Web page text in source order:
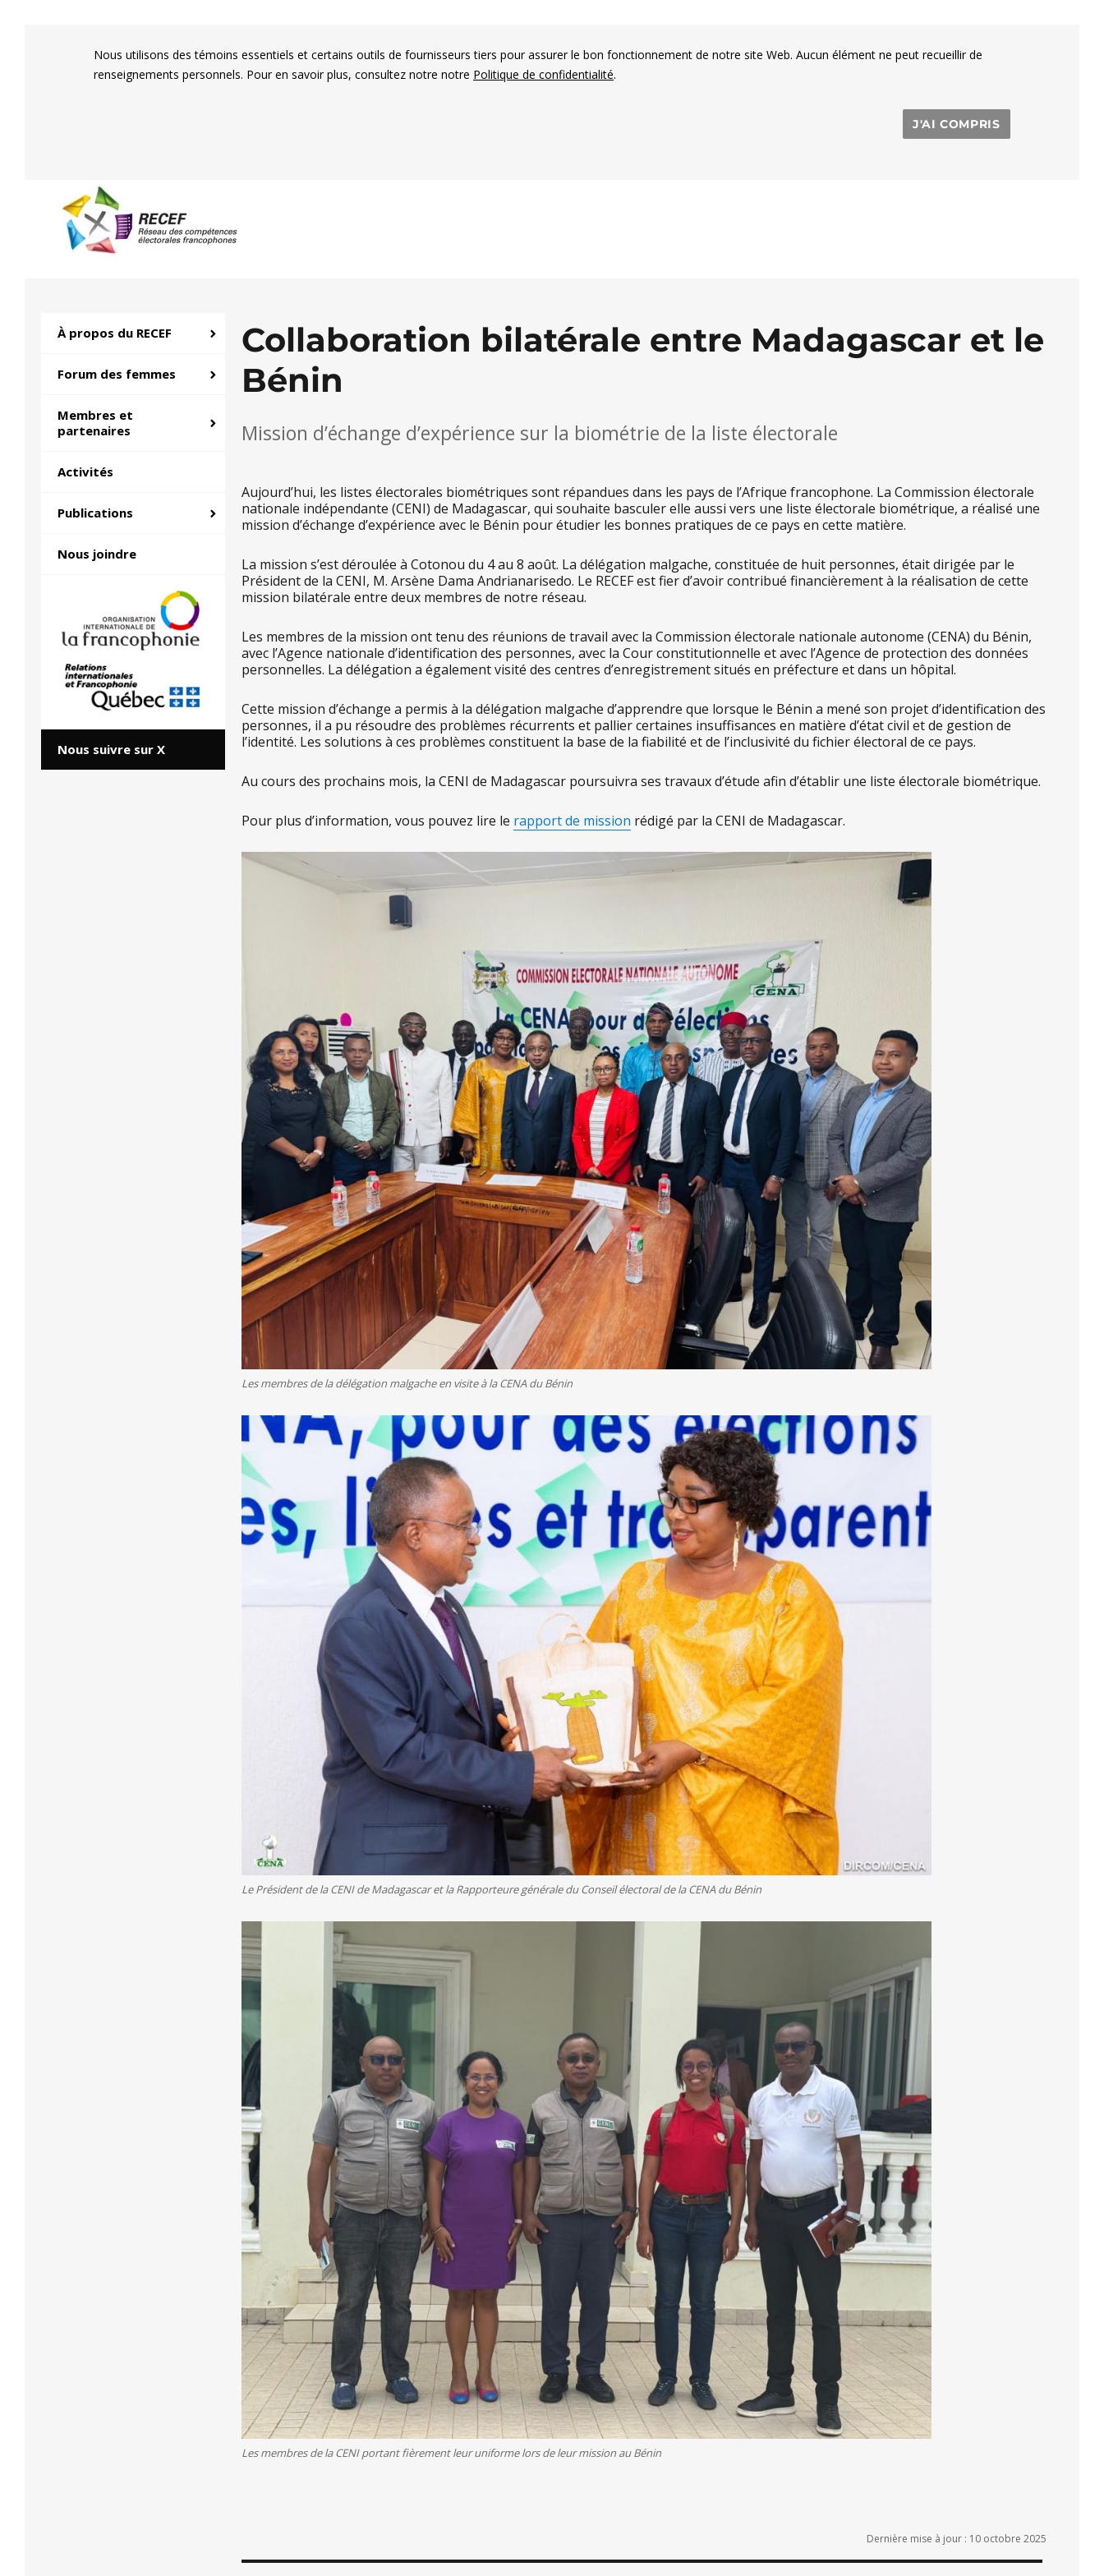
Nous utilisons des témoins essentiels et certains outils de fournisseurs tiers pour assurer le bon fonctionnement de notre site Web. Aucun élément ne peut recueillir de
renseignements personnels. Pour en savoir plus, consultez notre notre Politique de confidentialité.
J'AI COMPRIS
Collaboration bilatérale entre Madagascar et le
Bénin
Mission d’échange d’expérience sur la biométrie de la liste électorale
Aujourd’hui, les listes électorales biométriques sont répandues dans les pays de l’Afrique francophone. La Commission électorale
nationale indépendante (CENI) de Madagascar, qui souhaite basculer elle aussi vers une liste électorale biométrique, a réalisé une
mission d’échange d’expérience avec le Bénin pour étudier les bonnes pratiques de ce pays en cette matière.
La mission s’est déroulée à Cotonou du 4 au 8 août. La délégation malgache, constituée de huit personnes, était dirigée par le
Président de la CENI, M. Arsène Dama Andrianarisedo. Le RECEF est fier d’avoir contribué financièrement à la réalisation de cette
mission bilatérale entre deux membres de notre réseau.
Les membres de la mission ont tenu des réunions de travail avec la Commission électorale nationale autonome (CENA) du Bénin,
avec l’Agence nationale d’identification des personnes, avec la Cour constitutionnelle et avec l’Agence de protection des données
personnelles. La délégation a également visité des centres d’enregistrement situés en préfecture et dans un hôpital.
Cette mission d’échange a permis à la délégation malgache d’apprendre que lorsque le Bénin a mené son projet d’identification des
personnes, il a pu résoudre des problèmes récurrents et pallier certaines insuffisances en matière d’état civil et de gestion de
l’identité. Les solutions à ces problèmes constituent la base de la fiabilité et de l’inclusivité du fichier électoral de ce pays.
Au cours des prochains mois, la CENI de Madagascar poursuivra ses travaux d’étude afin d’établir une liste électorale biométrique.
Pour plus d’information, vous pouvez lire le rapport de mission rédigé par la CENI de Madagascar.
Les membres de la délégation malgache en visite à la CENA du Bénin
Le Président de la CENI de Madagascar et la Rapporteure générale du Conseil électoral de la CENA du Bénin
Les membres de la CENI portant fièrement leur uniforme lors de leur mission au Bénin
Dernière mise à jour : 10 octobre 2025
À propos du RECEF
Forum des femmes
Membres et
partenaires
Activités
Publications
Nous joindre
Nous suivre sur X